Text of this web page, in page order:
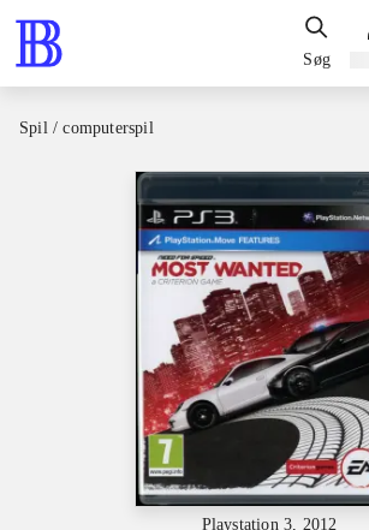
Søg
Spil / computerspil
Playstation 3, 2012